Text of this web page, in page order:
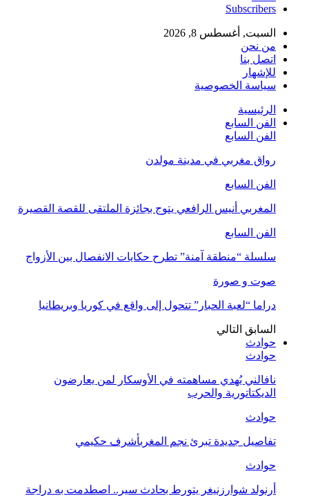
Subscribers
السبت, أغسطس 8, 2026
من نحن
اتصل بنا
للإشهار
سياسة الخصوصية
الرئيسية
الفن السابع
الفن السابع
رواق مغربي في مدينة مولدن
الفن السابع
المغربي أنيس الرافعي يتوج بجائزة الملتقى للقصة القصيرة
الفن السابع
سلسلة “منطقة آمنة” تطرح حكايات الانفصال بين الأزواج
صوت و صورة
دراما “لعبة الحبار” تتحول إلى واقع في كوريا وبريطانيا
السابق التالي
حوادث
حوادث
نافالني يُهدي مساهمته في الأوسكار لمن يعارضون
الديكتاتورية والحرب
حوادث
تفاصيل جديدة تبرئ نجم المغربأشرف حكيمي
حوادث
أرنولد شوارزنيغر يتورط بحادث سير.. اصطدمت به دراجة